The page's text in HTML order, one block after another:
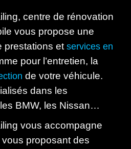
centre de rénovation
vous propose une
prestations et services en
pour l’entretien, la
de votre véhicule.
dans les
BMW, les Nissan…
vous accompagne
proposant des